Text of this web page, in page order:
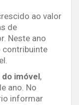
ao valor
de
Neste ano
contribuinte
imóvel,
ano. No
informar